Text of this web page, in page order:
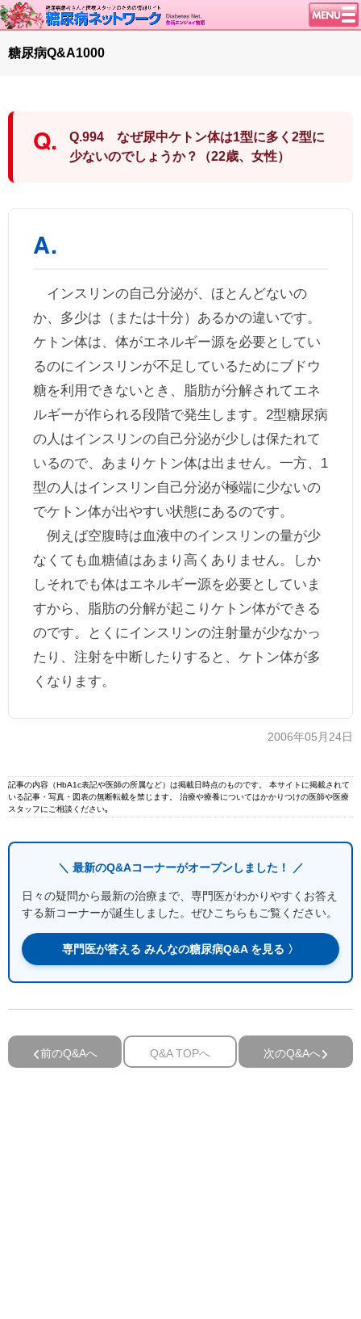
トップページ
糖尿病のきほん
特集・連載
血糖トレンド
特集・連載 一覧へ
1型ライフ
糖尿病Q&A1000
Q.994 なぜ尿中ケトン体は1型に多く2型に
少ないのでしょうか？（22歳、女性）
インスリンの自己分泌が、ほとんどないの
か、多少は（または十分）あるかの違いです。
ケトン体は、体がエネルギー源を必要としてい
るのにインスリンが不足しているためにブドウ
糖を利用できないとき、脂肪が分解されてエネ
ルギーが作られる段階で発生します。2型糖尿病
の人はインスリンの自己分泌が少しは保たれて
いるので、あまりケトン体は出ません。一方、1
型の人はインスリン自己分泌が極端に少ないの
でケトン体が出やすい状態にあるのです。
例えば空腹時は血液中のインスリンの量が少
なくても血糖値はあまり高くありません。しか
しそれでも体はエネルギー源を必要としていま
すから、脂肪の分解が起こりケトン体ができる
のです。とくにインスリンの注射量が少なかっ
たり、注射を中断したりすると、ケトン体が多
くなります。
2006年05月24日
記事の内容（HbA1c表記や医師の所属など）は掲載日時点のものです。 本サイトに掲載されて
いる記事・写真・図表の無断転載を禁じます。 治療や療養についてはかかりつけの医師や医療
スタッフにご相談ください｡
＼ 最新のQ&Aコーナーがオープンしました！ ／
日々の疑問から最新の治療まで、専門医がわかりやすくお答え
する新コーナーが誕生しました。ぜひこちらもご覧ください。
専門医が答える みんなの糖尿病Q&A を見る 〉
前のQ&Aへ Q&A TOPへ 次のQ&Aへ